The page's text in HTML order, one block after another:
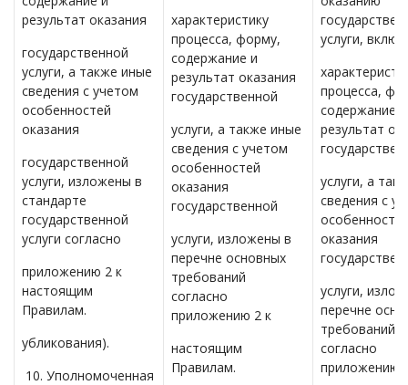
результат оказания
государственной
услуги, а также иные
сведения с учетом
особенностей
оказания
государственной
услуги, изложены в
стандарте
государственной
услуги согласно
приложению 2 к
настоящим
Правилам.
убликования).
10. Уполномоченная
характеристику
процесса, форму,
содержание и
результат оказания
государственной
услуги, а также иные
сведения с учетом
особенностей
оказания
государственной
услуги, изложены в
перечне основных
требований
согласно
приложению 2 к
настоящим
Правилам.
услуги,
процесса,
содержание и
результат
услуги, а
сведения с
оказания
услуги,
перечне
требований
согласно
приложению